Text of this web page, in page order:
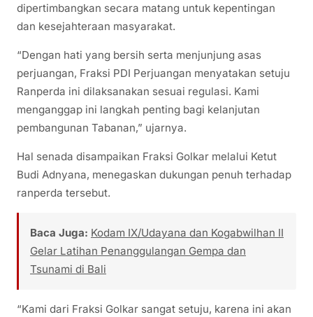
dipertimbangkan secara matang untuk kepentingan
dan kesejahteraan masyarakat.
“Dengan hati yang bersih serta menjunjung asas
perjuangan, Fraksi PDI Perjuangan menyatakan setuju
Ranperda ini dilaksanakan sesuai regulasi. Kami
menganggap ini langkah penting bagi kelanjutan
pembangunan Tabanan,” ujarnya.
Hal senada disampaikan Fraksi Golkar melalui Ketut
Budi Adnyana, menegaskan dukungan penuh terhadap
ranperda tersebut.
Baca Juga: Kodam IX/Udayana dan Kogabwilhan II
Gelar Latihan Penanggulangan Gempa dan
Tsunami di Bali
“Kami dari Fraksi Golkar sangat setuju, karena ini akan